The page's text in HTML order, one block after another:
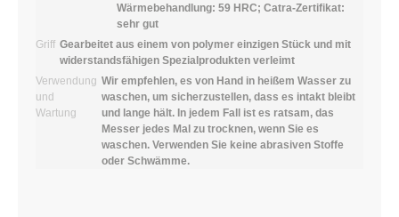
Wärmebehandlung: 59 HRC; Catra-Zertifikat:
sehr gut
Griff Gearbeitet aus einem von polymer einzigen Stück und mit
widerstandsfähigen Spezialprodukten verleimt
Verwendung
und
Wartung
Wir empfehlen, es von Hand in heißem Wasser zu
waschen, um sicherzustellen, dass es intakt bleibt
und lange hält. In jedem Fall ist es ratsam, das
Messer jedes Mal zu trocknen, wenn Sie es
waschen. Verwenden Sie keine abrasiven Stoffe
oder Schwämme.